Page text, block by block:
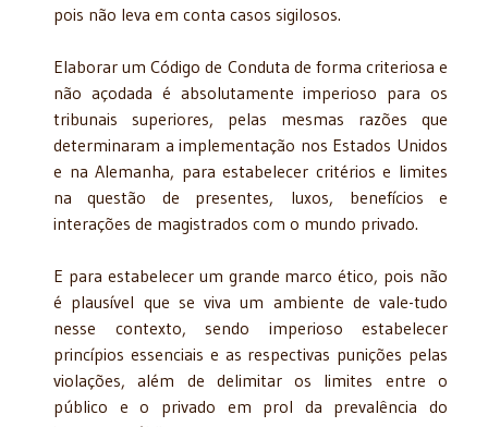
pois não leva em conta casos sigilosos.
Elaborar um Código de Conduta de forma criteriosa e
não açodada é absolutamente imperioso para os
tribunais superiores, pelas mesmas razões que
determinaram a implementação nos Estados Unidos
e na Alemanha, para estabelecer critérios e limites
na questão de presentes, luxos, benefícios e
interações de magistrados com o mundo privado.
E para estabelecer um grande marco ético, pois não
é plausível que se viva um ambiente de vale-tudo
nesse contexto, sendo imperioso estabelecer
princípios essenciais e as respectivas punições pelas
violações, além de delimitar os limites entre o
público e o privado em prol da prevalência do